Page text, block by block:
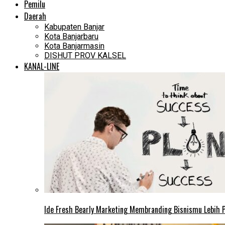
Pemilu
Daerah
Kabupaten Banjar
Kota Banjarbaru
Kota Banjarmasin
DISHUT PROV KALSEL
KANAL-LINE
Ide Fresh Bearly Marketing Membranding Bisnismu Lebih